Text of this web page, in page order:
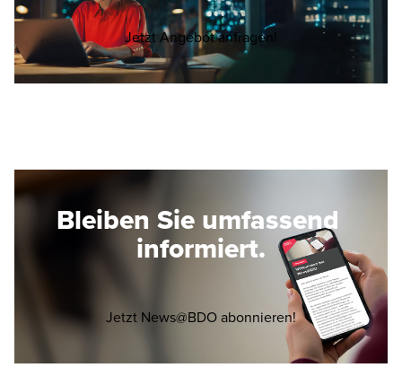
Jetzt Angebot anfragen! Opens in a new
Bleiben Sie umfassend
informiert.
Jetzt News@BDO abonnieren!Opens in a new